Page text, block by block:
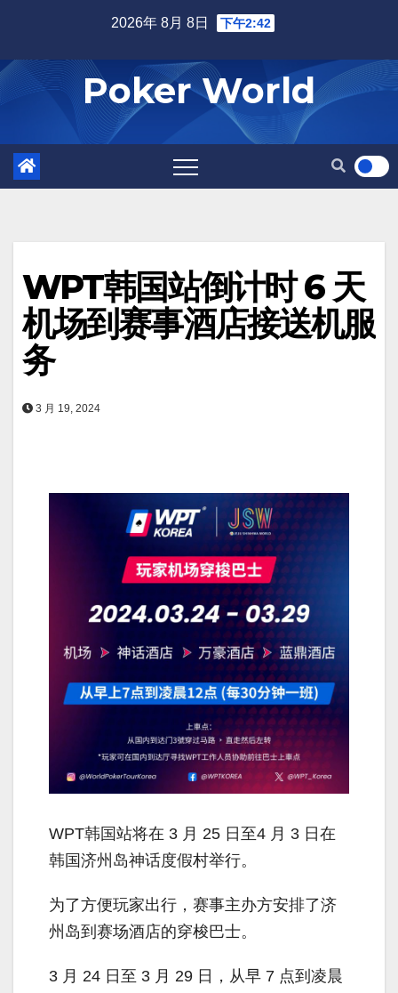
content
2026年 8月 8日 下午2:42
Poker World
WPT韩国站倒计时 6 天
机场到赛事酒店接送机服
务
3 月 19, 2024
WPT韩国站将在 3 月 25 日至4 月 3 日在
韩国济州岛神话度假村举行。
为了方便玩家出行，赛事主办方安排了济
州岛到赛场酒店的穿梭巴士。
3 月 24 日至 3 月 29 日，从早 7 点到凌晨